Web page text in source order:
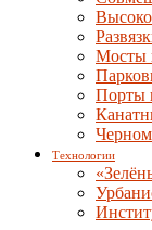
Мосты
Порты
Технологии